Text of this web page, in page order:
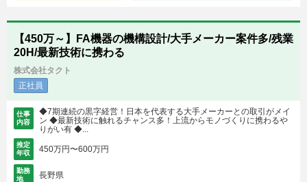
【450万～】FA機器の機構設計/大手メーカー案件多/残業
20H/最新技術に携わる
株式会社タクト
正社員
仕事
内容
◆7期連続の黒字経営！日本を代表する大手メーカーとの取引がメイ
ン ◆最新技術に触れるチャンス多！上流からモノづくりに携わるや
りがい有 ◆...
推定
年収
450万円〜600万円
勤務
地
長野県